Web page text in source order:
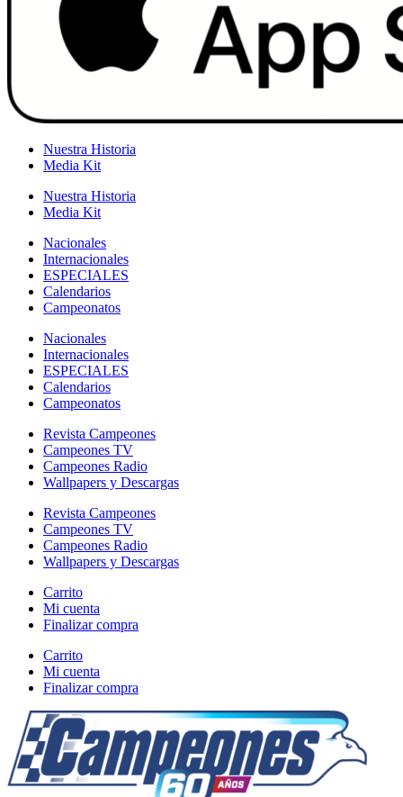
Nuestra Historia
Media Kit
Nuestra Historia
Media Kit
Nacionales
Internacionales
ESPECIALES
Calendarios
Campeonatos
Nacionales
Internacionales
ESPECIALES
Calendarios
Campeonatos
Revista Campeones
Campeones TV
Campeones Radio
Wallpapers y Descargas
Revista Campeones
Campeones TV
Campeones Radio
Wallpapers y Descargas
Carrito
Mi cuenta
Finalizar compra
Carrito
Mi cuenta
Finalizar compra